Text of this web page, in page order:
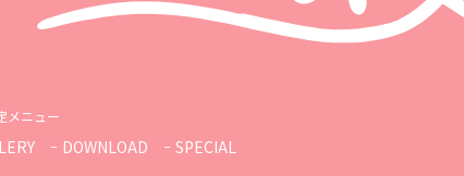
メニュー
DOWNLOAD SPECIAL